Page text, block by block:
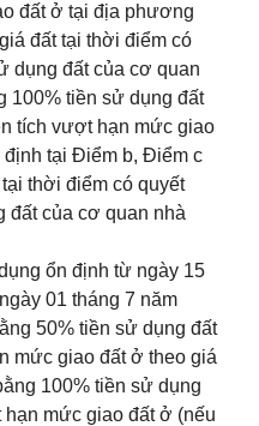
đất ở tại địa phương
đất tại thời điểm có
dụng đất của cơ quan
100% tiền sử dụng đất
tích vượt hạn mức giao
định tại Điểm b, Điểm c
thời điểm có quyết
đất của cơ quan nhà
ổn định từ ngày 15
01 tháng 7 năm
50% tiền sử dụng đất
mức giao đất ở theo giá
100% tiền sử dụng
mức giao đất ở (nếu